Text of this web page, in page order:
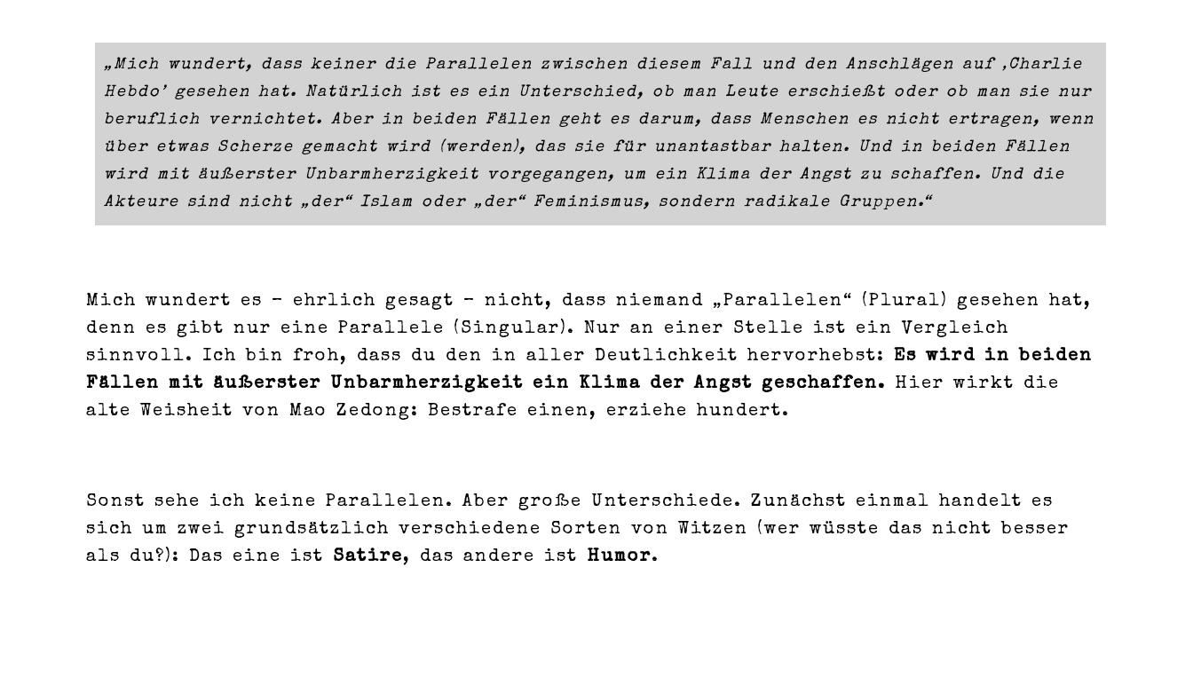
„Mich wundert, dass keiner die Parallelen zwischen diesem Fall und den Anschlägen auf ‚Charlie
Hebdo’ gesehen hat. Natürlich ist es ein Unterschied, ob man Leute erschießt oder ob man sie nur
beruflich vernichtet. Aber in beiden Fällen geht es darum, dass Menschen es nicht ertragen, wenn
über etwas Scherze gemacht wird (werden), das sie für unantastbar halten. Und in beiden Fällen
wird mit äußerster Unbarmherzigkeit vorgegangen, um ein Klima der Angst zu schaffen. Und die
Akteure sind nicht „der“ Islam oder „der“ Feminismus, sondern radikale Gruppen.“
Mich wundert es – ehrlich gesagt – nicht, dass niemand „Parallelen“ (Plural) gesehen hat,
denn es gibt nur eine Parallele (Singular). Nur an einer Stelle ist ein Vergleich
sinnvoll. Ich bin froh, dass du den in aller Deutlichkeit hervorhebst: Es wird in beiden
Fällen mit äußerster Unbarmherzigkeit ein Klima der Angst geschaffen.
Hier wirkt die
alte Weisheit von Mao Zedong: Bestrafe einen, erziehe hundert.
Sonst sehe ich keine Parallelen. Aber große Unterschiede. Zunächst einmal handelt es
sich um zwei grundsätzlich verschiedene Sorten von Witzen (wer wüsste das nicht besser
als du?): Das eine ist Satire, das andere ist Humor.